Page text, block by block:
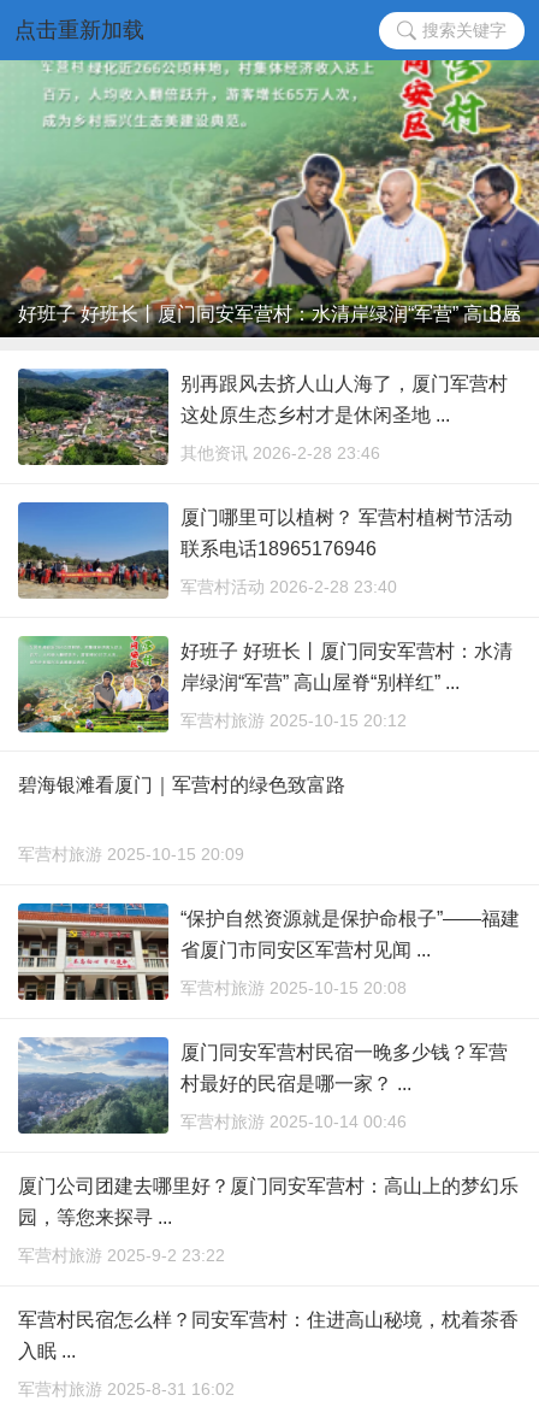
点击重新加载 搜索关键字
好班子 好班长丨厦门同安军营村：水清岸绿润“军营” 高山屋
脊“别样红” ...
3/5
别再跟风去挤人山人海了，厦门军营村
这处原生态乡村才是休闲圣地 ...
其他资讯 2026-2-28 23:46
厦门哪里可以植树？ 军营村植树节活动
联系电话18965176946
军营村活动 2026-2-28 23:40
好班子 好班长丨厦门同安军营村：水清
岸绿润“军营” 高山屋脊“别样红” ...
军营村旅游 2025-10-15 20:12
碧海银滩看厦门｜军营村的绿色致富路
军营村旅游 2025-10-15 20:09
“保护自然资源就是保护命根子”——福建
省厦门市同安区军营村见闻 ...
军营村旅游 2025-10-15 20:08
厦门同安军营村民宿一晚多少钱？军营
村最好的民宿是哪一家？ ...
军营村旅游 2025-10-14 00:46
厦门公司团建去哪里好？厦门同安军营村：高山上的梦幻乐
园，等您来探寻 ...
军营村旅游 2025-9-2 23:22
军营村民宿怎么样？同安军营村：住进高山秘境，枕着茶香
入眠 ...
军营村旅游 2025-8-31 16:02